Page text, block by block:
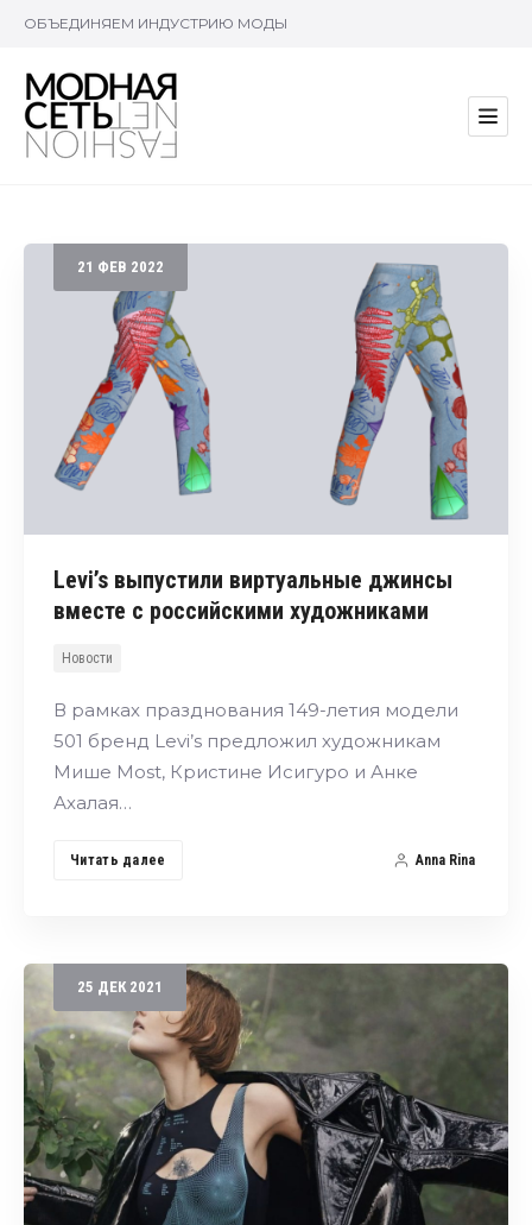
ОБЪЕДИНЯЕМ ИНДУСТРИЮ МОДЫ
21 ФЕВ 2022
Levi’s выпустили виртуальные джинсы
вместе с российскими художниками
Новости
В рамках празднования 149-летия модели
501 бренд Levi’s предложил художникам
Мише Most, Кристине Исигуро и Анке
Ахалая…
Читать далее Anna Rina
25 ДЕК 2021